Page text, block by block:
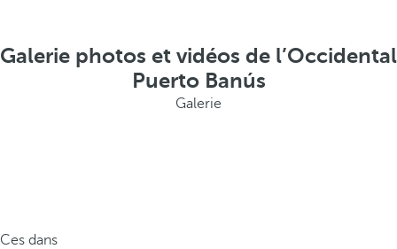
Galerie photos et vidéos de l’Occidental
Puerto Banús
Galerie
Ces dans